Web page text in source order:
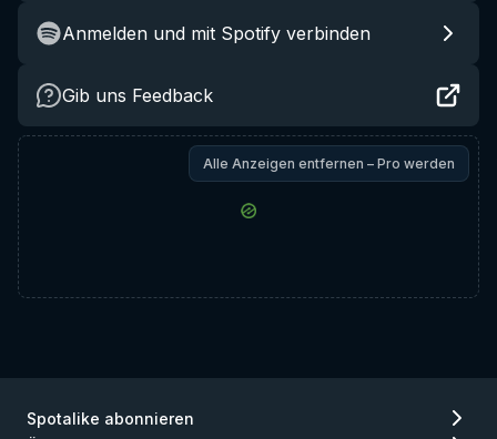
Anmelden und mit Spotify verbinden
Gib uns Feedback
Alle Anzeigen entfernen – Pro werden
Spotalike abonnieren